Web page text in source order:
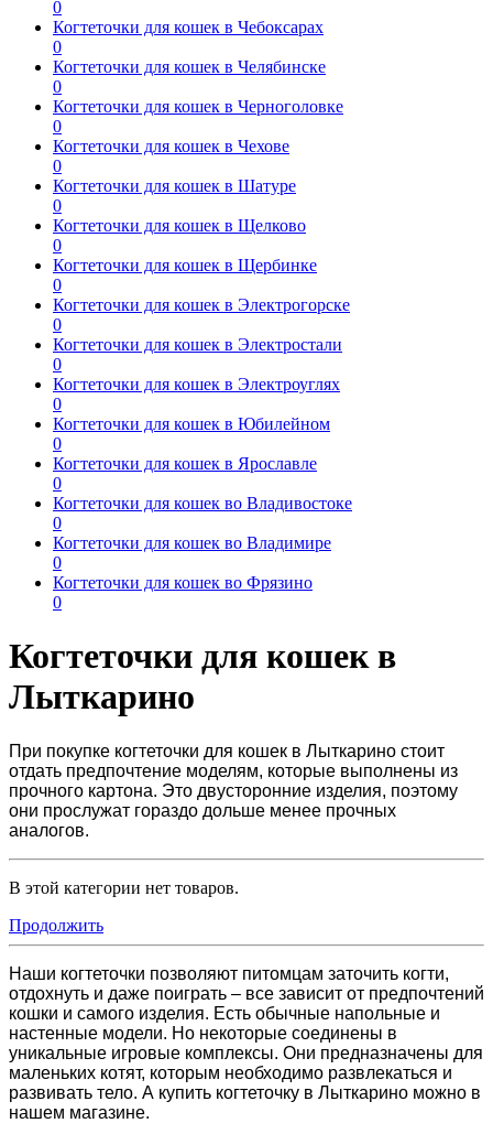
0
Когтеточки для кошек в Чебоксарах
0
Когтеточки для кошек в Челябинске
0
Когтеточки для кошек в Черноголовке
0
Когтеточки для кошек в Чехове
0
Когтеточки для кошек в Шатуре
0
Когтеточки для кошек в Щелково
0
Когтеточки для кошек в Щербинке
0
Когтеточки для кошек в Электрогорске
0
Когтеточки для кошек в Электростали
0
Когтеточки для кошек в Электроуглях
0
Когтеточки для кошек в Юбилейном
0
Когтеточки для кошек в Ярославле
0
Когтеточки для кошек во Владивостоке
0
Когтеточки для кошек во Владимире
0
Когтеточки для кошек во Фрязино
0
Когтеточки для кошек в
Лыткарино
При покупке когтеточки для кошек в Лыткарино стоит
отдать предпочтение моделям, которые выполнены из
прочного картона. Это двусторонние изделия, поэтому
они прослужат гораздо дольше менее прочных
аналогов.
В этой категории нет товаров.
Продолжить
Наши когтеточки позволяют питомцам заточить когти,
отдохнуть и даже поиграть – все зависит от предпочтений
кошки и самого изделия. Есть обычные напольные и
настенные модели. Но некоторые соединены в
уникальные игровые комплексы. Они предназначены для
маленьких котят, которым необходимо развлекаться и
развивать тело. А купить когтеточку в Лыткарино можно в
нашем магазине.